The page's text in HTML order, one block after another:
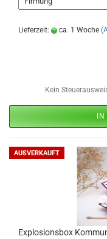
Lieferzeit: ca. 1 Woche
Kein
AUSVERKAUFT
Explosionsbox